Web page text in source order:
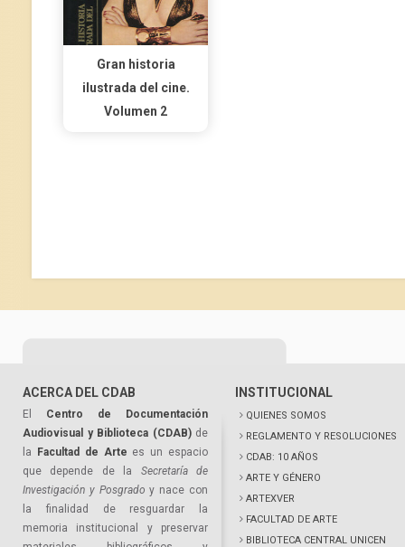
Gran historia
ilustrada del cine.
Volumen 2
ACERCA DEL CDAB
El Centro de Documentación
Audiovisual y Biblioteca (CDAB)de
la
Facultad de Arte es un espacio
que depende de la Secretaría de
Investigación y Posgrado y nace con
la finalidad de resguardar la
memoria institucional y preservar
INSTITUCIONAL
QUIENES SOMOS
REGLAMENTO Y RESOLUCIONES
CDAB: 10 AÑOS
ARTE Y GÉNERO
ARTEXVER
FACULTAD DE ARTE
BIBLIOTECA CENTRAL UNICEN